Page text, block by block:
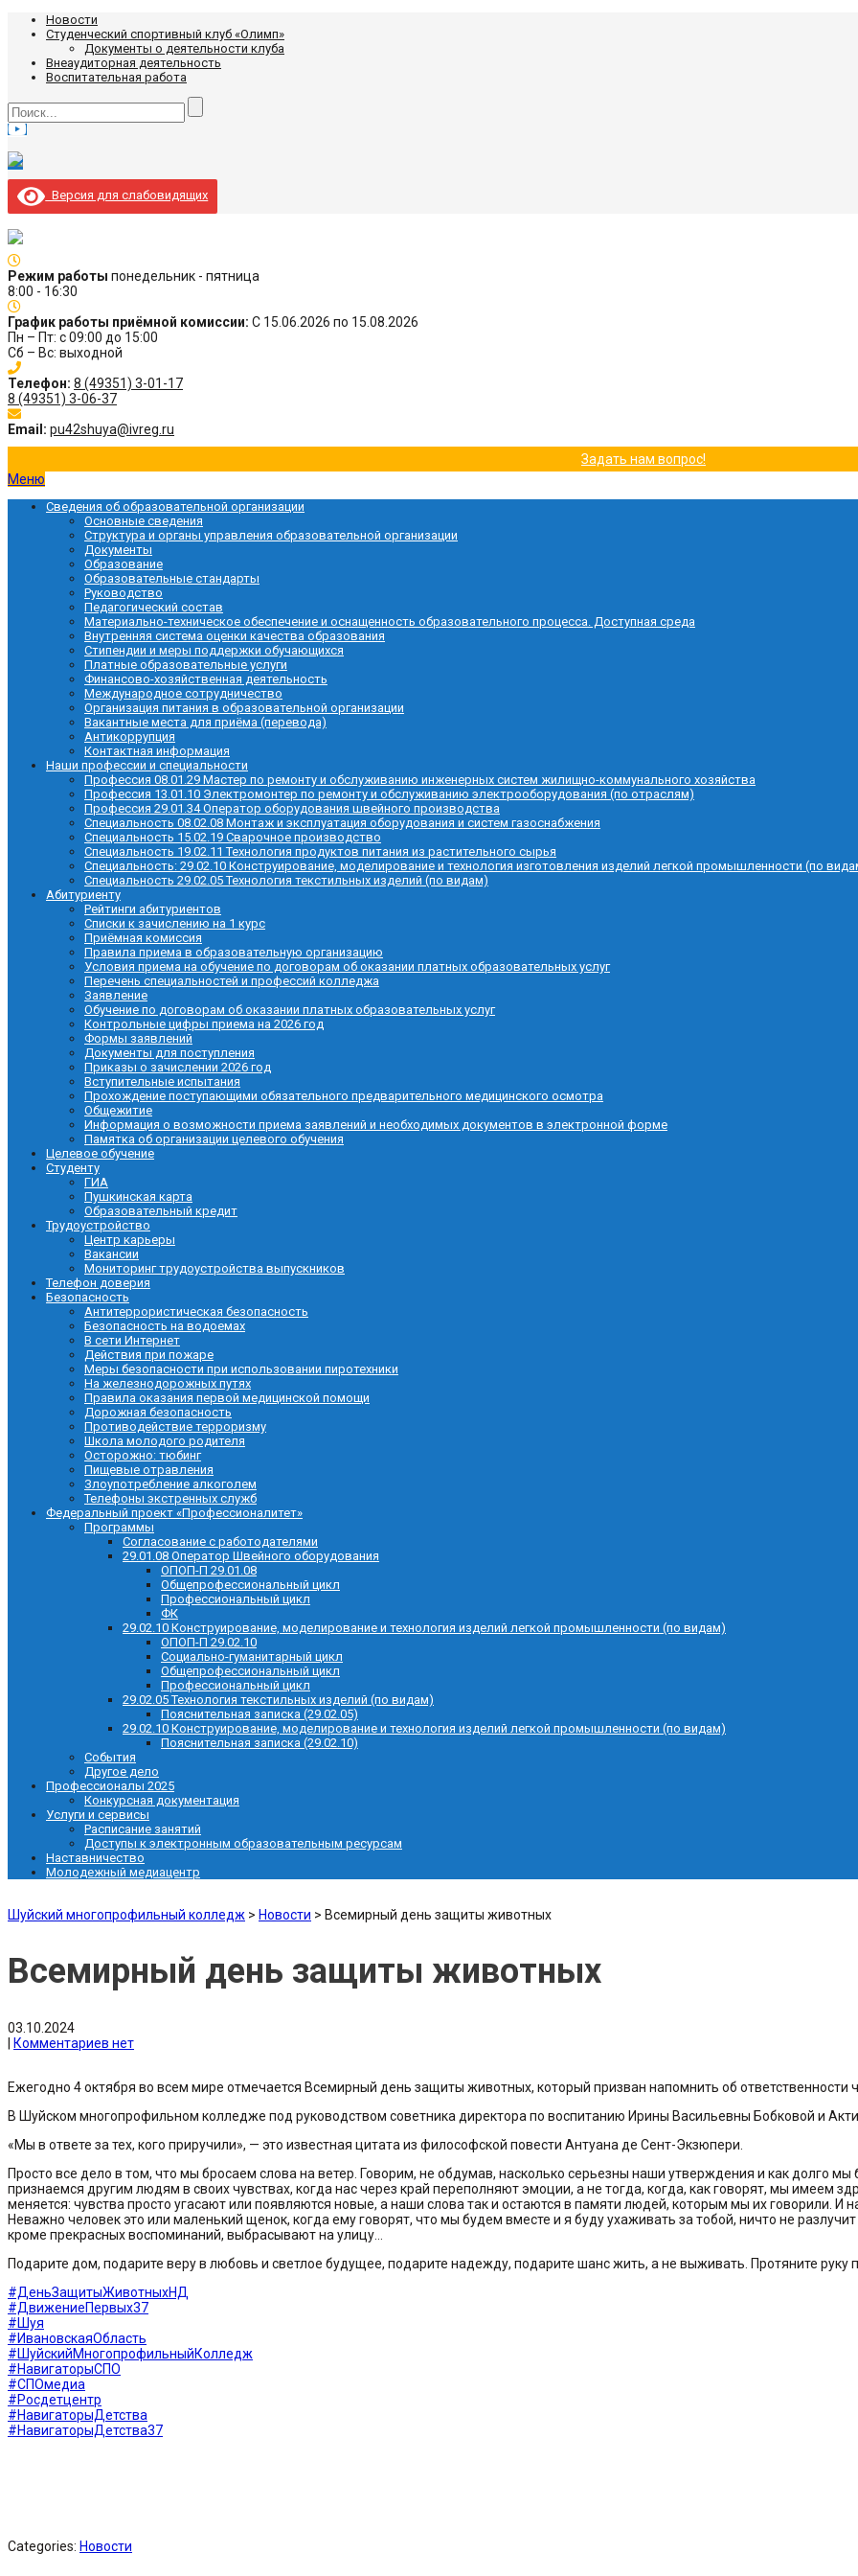
Новости
Студенческий спортивный клуб «Олимп»
Документы о деятельности клуба
Внеаудиторная деятельность
Воспитательная работа
Версия для слабовидящих
Режим работы понедельник - пятница
8:00 - 16:30
График работы приёмной комиссии: С 15.06.2026 по 15.08.2026
Пн – Пт: с 09:00 до 15:00
Сб – Вс: выходной
Телефон: 8 (49351) 3-01-17
8 (49351) 3-06-37
Email: pu42shuya@ivreg.ru
Задать нам вопрос!
Меню
Сведения об образовательной организации
Основные сведения
Структура и органы управления образовательной организации
Документы
Образование
Образовательные стандарты
Руководство
Педагогический состав
Материально-техническое обеспечение и оснащенность образовательного процесса. Доступная среда
Внутренняя система оценки качества образования
Стипендии и меры поддержки обучающихся
Платные образовательные услуги
Финансово-хозяйственная деятельность
Международное сотрудничество
Организация питания в образовательной организации
Вакантные места для приёма (перевода)
Антикоррупция
Контактная информация
Наши профессии и специальности
Профессия 08.01.29 Мастер по ремонту и обслуживанию инженерных систем жилищно-коммунального хозяйства
Профессия 13.01.10 Электромонтер по ремонту и обслуживанию электрооборудования (по отраслям)
Профессия 29.01.34 Оператор оборудования швейного производства
Специальность 08.02.08 Монтаж и эксплуатация оборудования и систем газоснабжения
Специальность 15.02.19 Сварочное производство
Специальность 19.02.11 Технология продуктов питания из растительного сырья
Специальность: 29.02.10 Конструирование, моделирование и технология изготовления изделий легкой промышленности (по
Специальность 29.02.05 Технология текстильных изделий (по видам)
Абитуриенту
Рейтинги абитуриентов
Списки к зачислению на 1 курс
Приёмная комиссия
Правила приема в образовательную организацию
Условия приема на обучение по договорам об оказании платных образовательных услуг
Перечень специальностей и профессий колледжа
Заявление
Обучение по договорам об оказании платных образовательных услуг
Контрольные цифры приема на 2026 год
Формы заявлений
Документы для поступления
Приказы о зачислении 2026 год
Вступительные испытания
Прохождение поступающими обязательного предварительного медицинского осмотра
Общежитие
Информация о возможности приема заявлений и необходимых документов в электронной форме
Памятка об организации целевого обучения
Целевое обучение
Студенту
ГИА
Пушкинская карта
Образовательный кредит
Трудоустройство
Центр карьеры
Вакансии
Мониторинг трудоустройства выпускников
Телефон доверия
Безопасность
Антитеррористическая безопасность
Безопасность на водоемах
В сети Интернет
Действия при пожаре
Меры безопасности при использовании пиротехники
На железнодорожных путях
Правила оказания первой медицинской помощи
Дорожная безопасность
Противодействие терроризму
Школа молодого родителя
Осторожно: тюбинг
Пищевые отравления
Злоупотребление алкоголем
Телефоны экстренных служб
Федеральный проект «Профессионалитет»
Программы
Согласование с работодателями
29.01.08 Оператор Швейного оборудования
ОПОП-П 29.01.08
Общепрофессиональный цикл
Профессиональный цикл
ФК
29.02.10 Конструирование, моделирование и технология изделий легкой промышленности (по видам)
ОПОП-П 29.02.10
Социально-гуманитарный цикл
Общепрофессиональный цикл
Профессиональный цикл
29.02.05 Технология текстильных изделий (по видам)
Пояснительная записка (29.02.05)
29.02.10 Конструирование, моделирование и технология изделий легкой промышленности (по видам)
Пояснительная записка (29.02.10)
События
Другое дело
Профессионалы 2025
Конкурсная документация
Услуги и сервисы
Расписание занятий
Доступы к электронным образовательным ресурсам
Наставничество
Молодежный медиацентр
Шуйский многопрофильный колледж > Новости > Всемирный день защиты животных
Всемирный день защиты животных
03.10.2024
Комментариев нет
Ежегодно 4 октября во всем мире отмечается Всемирный день защиты животных, который призван напомнить об ответственности
В Шуйском многопрофильном колледже под руководством советника директора по воспитанию Ирины Васильевны Бобковой и
«Мы в ответе за тех, кого приручили», — это известная цитата из философской повести Антуана де Сент-Экзюпери.
Просто все дело в том, что мы бросаем слова на ветер. Говорим, не обдумав, насколько серьезны наши утверждения и как долго
признаемся другим людям в своих чувствах, когда нас через край переполняют эмоции, а не тогда, когда, как говорят, мы имеем
меняется: чувства просто угасают или появляются новые, а наши слова так и остаются в памяти людей, которым мы их говорили. И
Неважно человек это или маленький щенок, когда ему говорят, что мы будем вместе и я буду ухаживать за тобой, ничто не
кроме прекрасных воспоминаний, выбрасывают на улицу…
Подарите дом, подарите веру в любовь и светлое будущее, подарите надежду, подарите шанс жить, а не выживать. Протяните
#ДеньЗащитыЖивотныхНД
#ДвижениеПервых37
#Шуя
#ИвановскаяОбласть
#ШуйскийМногопрофильныйКолледж
#НавигаторыСПО
#СПОмедиа
#Росдетцентр
#НавигаторыДетства
#НавигаторыДетства37
Categories: Новости